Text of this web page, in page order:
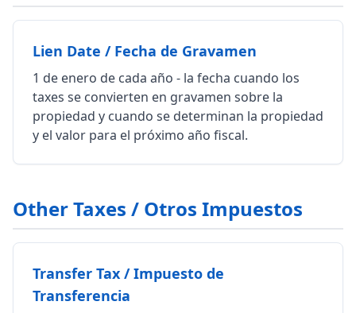
Lien Date / Fecha de Gravamen
1 de enero de cada año - la fecha cuando los
taxes se convierten en gravamen sobre la
propiedad y cuando se determinan la propiedad
y el valor para el próximo año fiscal.
Other Taxes / Otros Impuestos
Transfer Tax / Impuesto de
Transferencia